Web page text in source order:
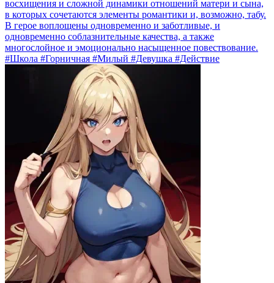
восхищения и сложной динамики отношений матери и сына,
в которых сочетаются элементы романтики и, возможно, табу.
В герое воплощены одновременно и заботливые, и
одновременно соблазнительные качества, а также
многослойное и эмоционально насыщенное повествование.
#Школа #Горничная #Милый #Девушка #Действие